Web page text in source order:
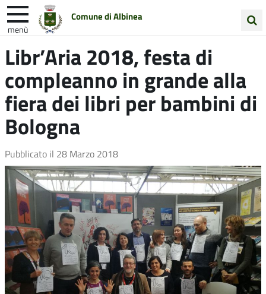
Comune di Albinea
menù
nel
sito
Entra in Comune Vivi Albinea
Unione Colline Matildiche
Libr’Aria 2018, festa di
compleanno in grande alla
fiera dei libri per bambini di
Bologna
Pubblicato il 28 Marzo 2018